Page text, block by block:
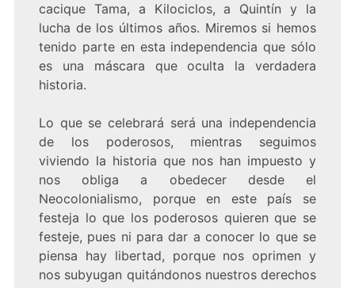
cacique Tama, a Kilociclos, a Quintín y la
lucha de los últimos años. Miremos si hemos
tenido parte en esta independencia que sólo
es una máscara que oculta la verdadera
historia.
Lo que se celebrará será una independencia
de los poderosos, mientras seguimos
viviendo la historia que nos han impuesto y
nos obliga a obedecer desde el
Neocolonialismo, porque en este país se
festeja lo que los poderosos quieren que se
festeje, pues ni para dar a conocer lo que se
piensa hay libertad, porque nos oprimen y
nos subyugan quitándonos nuestros derechos